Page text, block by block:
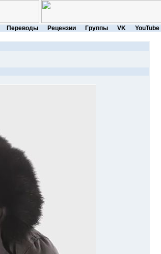
Переводы Рецензии Группы VK YouTube